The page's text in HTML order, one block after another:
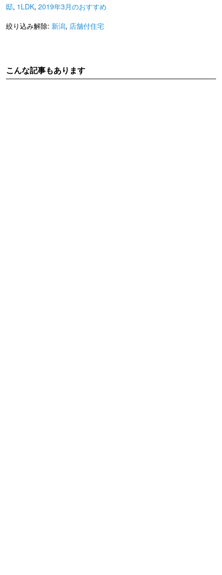
邸, 1LDK, 2019年3月のおすすめ
絞り込み解除: 新潟, 店舗付住宅
こんな記事もあります